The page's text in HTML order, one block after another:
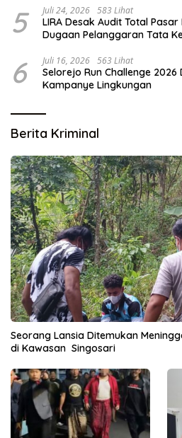
5 Juli 24, 2026 583 Lihat
LIRA Desak Audit Total
Dugaan Pelanggaran Tata
6 Juli 16, 2026 563 Lihat
Selorejo Run Challenge
Kampanye Lingkungan
Berita Kriminal
Seorang Lansia Ditemukan
di Kawasan Singosari